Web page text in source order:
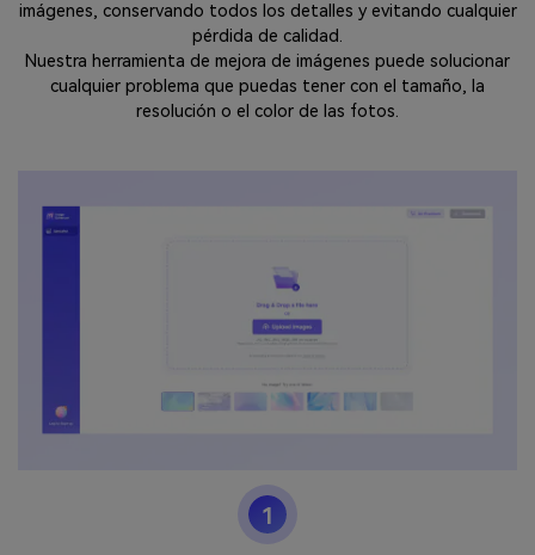
imágenes, conservando todos los detalles y evitando cualquier
pérdida de calidad.
Nuestra herramienta de mejora de imágenes puede solucionar
cualquier problema que puedas tener con el tamaño, la
resolución o el color de las fotos.
1